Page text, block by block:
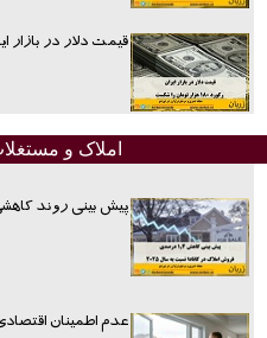
قیمت دلار در بازار ایران رکورد
املاک و
پیش بینی روند
عدم اطمینان